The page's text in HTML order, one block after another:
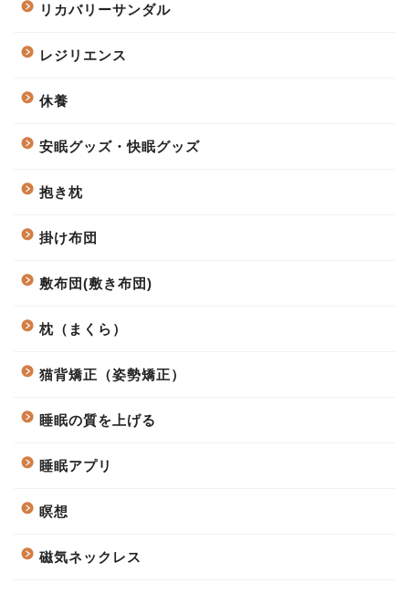
リカバリーサンダル
レジリエンス
休養
安眠グッズ・快眠グッズ
抱き枕
掛け布団
敷布団(敷き布団)
枕（まくら）
猫背矯正（姿勢矯正）
睡眠の質を上げる
睡眠アプリ
瞑想
磁気ネックレス